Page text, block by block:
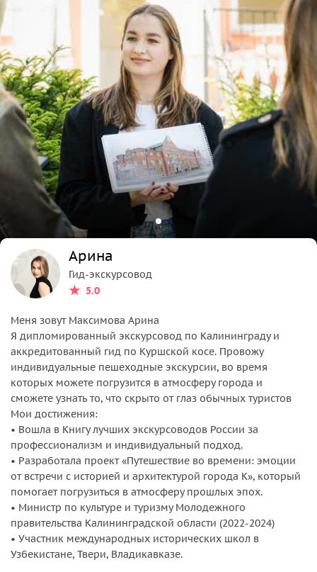
Арина
Гид-экскурсовод
5.0
Меня зовут Максимова Арина
Я дипломированный экскурсовод по Калининграду и
аккредитованный гид по Куршской косе. Провожу
индивидуальные пешеходные экскурсии, во время
которых можете погрузится в атмосферу города и
сможете узнать то, что скрыто от глаз обычных туристов
Мои достижения:
• Вошла в Книгу лучших экскурсоводов России за
профессионализм и индивидуальный подход.
• Разработала проект «Путешествие во времени: эмоции
от встречи с историей и архитектурой города К», который
помогает погрузиться в атмосферу прошлых эпох.
• Министр по культуре и туризму Молодежного
правительства Калининградской области (2022-2024)
• Участник международных исторических школ в
Узбекистане, Твери, Владикавказе.